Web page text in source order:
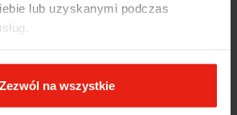
lub uzyskanymi podczas
Zezwól na wszystkie
że ta paczka dotarła do mnie tak
Bardzo pomocna obsługa